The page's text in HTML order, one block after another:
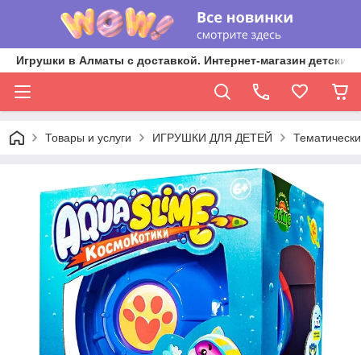
Игрушки в Алматы с доставкой. Интернет-магазин
Товары и услуги ИГРУШКИ ДЛЯ ДЕТЕЙ